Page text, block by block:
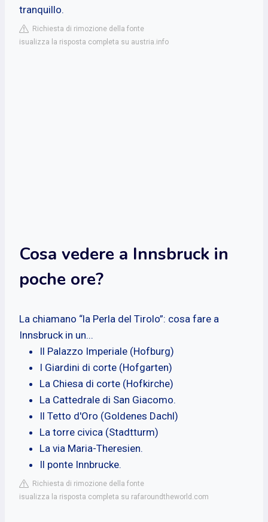
tranquillo.
Richiesta di rimozione della fonte
isualizza la risposta completa su austria.info
Cosa vedere a Innsbruck in
poche ore?
La chiamano “la Perla del Tirolo”: cosa fare a
Innsbruck in un...
Il Palazzo Imperiale (Hofburg)
I Giardini di corte (Hofgarten)
La Chiesa di corte (Hofkirche)
La Cattedrale di San Giacomo.
Il Tetto d'Oro (Goldenes Dachl)
La torre civica (Stadtturm)
La via Maria-Theresien.
Il ponte Innbrucke.
Richiesta di rimozione della fonte
isualizza la risposta completa su rafaroundtheworld.com